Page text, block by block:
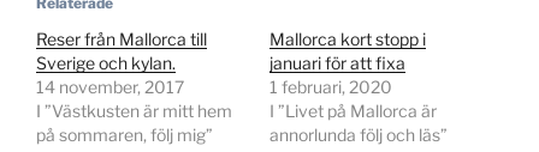
Reser från Mallorca till
Sverige och kylan.
14 november, 2017
I ”Västkusten är mitt hem
på sommaren, följ mig”
Mallorca kort stopp i
januari för att fixa
1 februari, 2020
I ”Livet på Mallorca är
annorlunda följ och läs”